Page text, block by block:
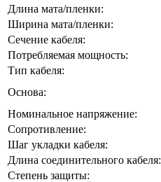
Длина мата/пленки:
Ширина мата/пленки:
Сечение кабеля:
Потребляемая мощность:
Тип кабеля:
Основа:
Номинальное напряжение:
Сопротивление:
Шаг укладки кабеля:
Длина соединительного кабеля:
Степень защиты: